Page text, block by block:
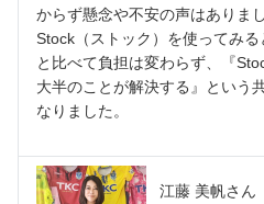
からず懸念や不安の声はありま
Stock（ストック）を使ってみ
と比べて負担は変わらず、『
大半のことが解決する』という
なりました。
江藤 美帆さん